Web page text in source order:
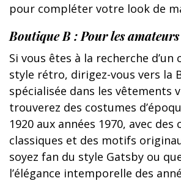
pour compléter votre look de
Boutique B : Pour les
Si vous êtes à la recherche d’un
style rétro, dirigez-vous vers la
spécialisée dans les vêtements
trouverez des costumes
1920 aux années 1970, avec des
classiques et des motifs
soyez fan du style Gatsby ou
l’élégance intemporelle des